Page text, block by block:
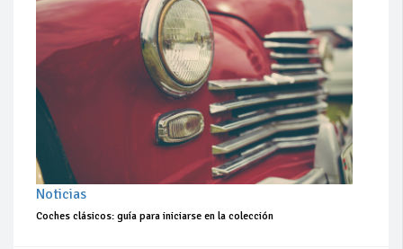
Noticias
Coches clásicos: guía para iniciarse en la colección